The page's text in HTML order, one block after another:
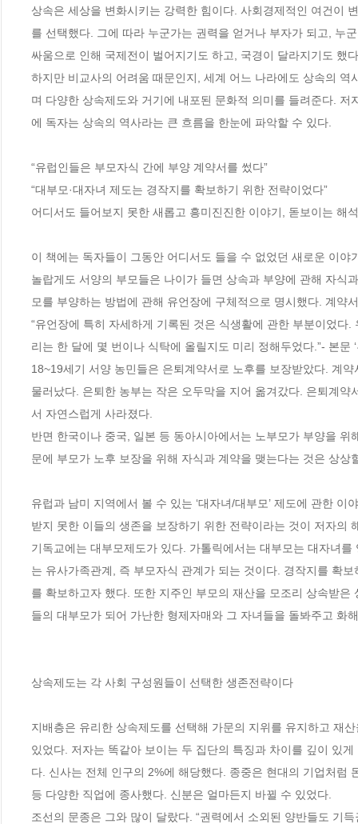
상속은 세상을 변화시키는 강력한 힘이다. 사회경제적인 여건이
를 선택했다. 그에 따라 누군가는 권력을 얻거나 부자가 되고, 누
싸움으로 인해 국제전이 벌어지기도 하고, 국경이 달라지기도 했
하지만 비교사의 어려움 때문인지, 세계 어느 나라에도 상속의
며 다양한 상속제도와 거기에 내포된 문화적 의미를 들려준다.
에 독자는 상속의 역사라는 큰 흐름을 한눈에 파악할 수 있다.
“유럽인들은 부모자식 간에 부양 계약서를 썼다”
“대부모·대자녀 제도는 경작지를 확보하기 위한 전략이었다”
어디서도 들어보지 못한 새롭고 흥미진진한 이야기, 돋보이는 해
이 책에는 독자들이 그동안 어디서도 들을 수 없었던 새로운 이
놀랍게도 서양의 부모들은 나이가 들면 상속과 부양에 관해 자식
모를 부양하는 방법에 관해 유언장에 구체적으로 명시했다. 계
“유언장에 특히 자세하게 기록된 것은 식생활에 관한 부분이었
리는 한 달에 몇 번이나 식탁에 올릴지도 미리 정해두었다.”- 본문
18~19세기 서양 농민들은 은퇴계약서로 노후를 보장받았다. 계
물러났다. 은퇴한 농부는 작은 오두막을 지어 옮겨갔다. 은퇴계
서 자연스럽게 사라졌다.
반면 한국이나 중국, 일본 등 동아시아에서는 노부모가 부양을
문에 부모가 노후 보장을 위해 자식과 계약을 맺는다는 것은 상
유럽과 남미 지역에서 볼 수 있는 ‘대자녀/대부모’ 제도에 관한
받지 못한 이들의 생존을 보장하기 위한 전략이라는 것이 저자
기독교에는 대부모제도가 있다. 가톨릭에서는 대부모는 대자녀
는 유사가족관계, 즉 부모자식 관계가 되는 것이다. 경작지를 확
를 확보하고자 했다. 또한 지주인 부모의 재산을 모조리 상속받
들의 대부모가 되어 가난한 형제자매와 그 자녀들을 돌봐주고 화
상속제도는 각 사회 구성원들이 선택한 생존전략이다
지배층은 유리한 상속제도를 선택해 가문의 지위를 유지하고 재
있었다. 저자는 똑같아 보이는 두 집단의 특징과 차이를 깊이 있
다. 신사는 전체 인구의 2%에 해당했다. 종중은 현대의 기업처럼
등 다양한 직업에 종사했다. 신분은 얼마든지 바뀔 수 있었다.
조선의 문종은 그와 많이 달랐다. “권력에서 소외된 양반들도 기